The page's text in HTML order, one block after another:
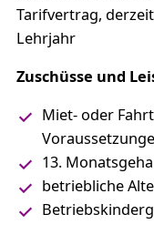
Tarifvertrag,
Lehrjahr
Zuschüsse und
Miet- oder
13.
betriebliche